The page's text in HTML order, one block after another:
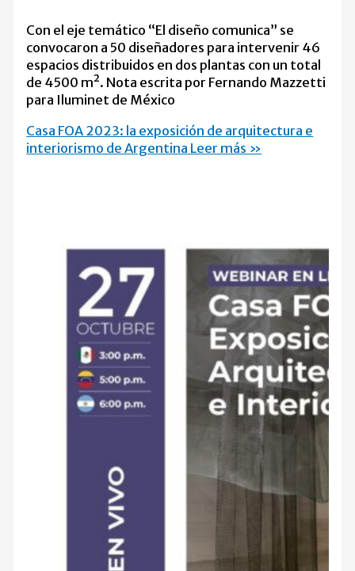
Con el eje temático “El diseño comunica” se
convocaron a 50 diseñadores para intervenir 46
espacios distribuidos en dos plantas con un total
de 4500 m². Nota escrita por Fernando Mazzetti
para Iluminet de México
Casa FOA 2023: la exposición de arquitectura e
interiorismo de Argentina Leer más »